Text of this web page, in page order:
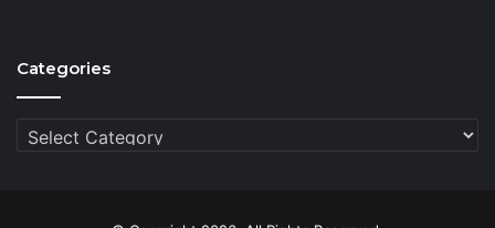
Categories
Categories